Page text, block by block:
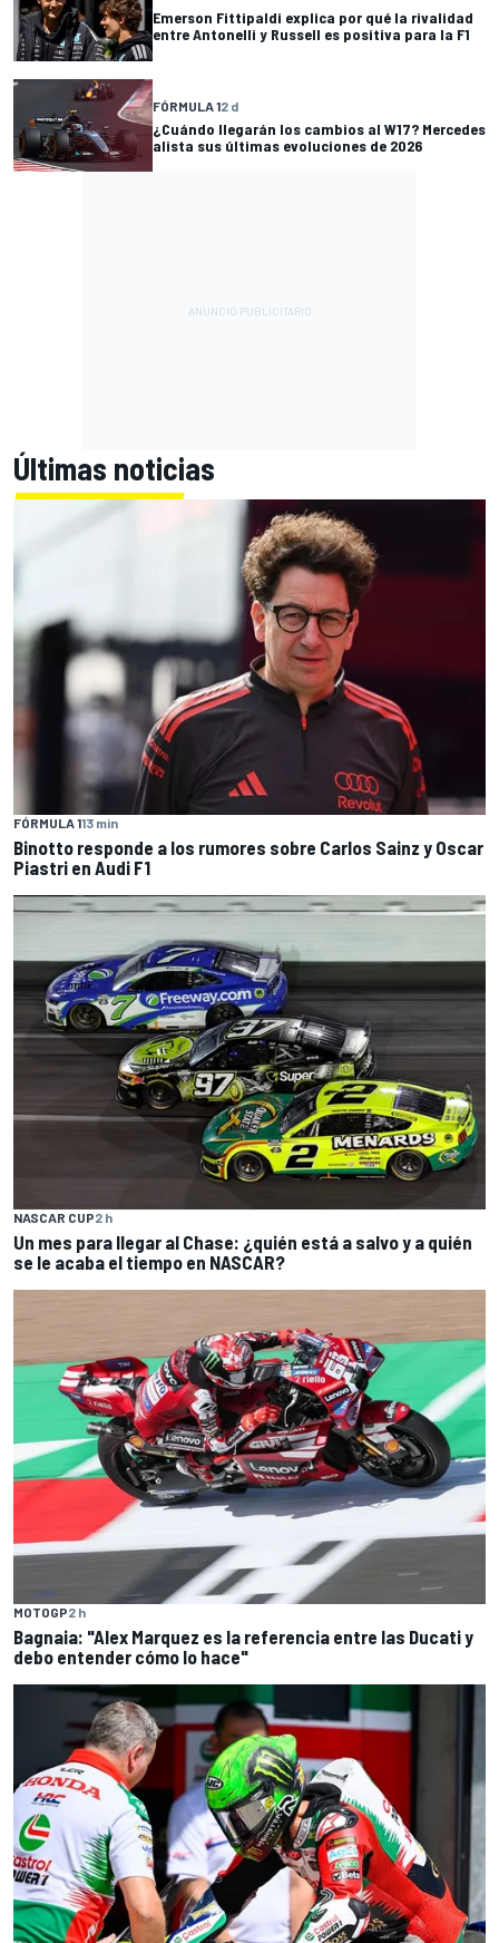
Emerson Fittipaldi explica por qué la rivalidad
entre Antonelli y Russell es positiva para la F1
FÓRMULA 12 d
¿Cuándo llegarán los cambios al W17? Mercedes
alista sus últimas evoluciones de 2026
Últimas noticias
FÓRMULA 113 min
Binotto responde a los rumores sobre Carlos Sainz y Oscar
Piastri en Audi F1
NASCAR CUP2 h
Un mes para llegar al Chase: ¿quién está a salvo y a quién
se le acaba el tiempo en NASCAR?
MOTOGP2 h
Bagnaia: "Alex Marquez es la referencia entre las Ducati y
debo entender cómo lo hace"